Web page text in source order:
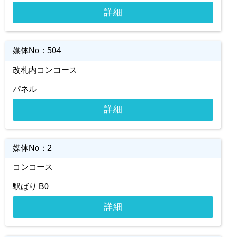
詳細
媒体No： 504
改札内コンコース
パネル
詳細
媒体No： 2
コンコース
駅ばり B0
詳細